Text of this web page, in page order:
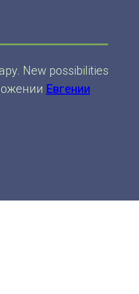
New possibilities
Евгении